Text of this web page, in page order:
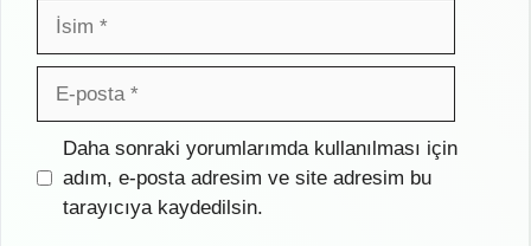
İsim
posta
İnternet
sitesi
Daha sonraki yorumlarımda kullanılması için
adım, e-posta adresim ve site adresim bu
tarayıcıya kaydedilsin.